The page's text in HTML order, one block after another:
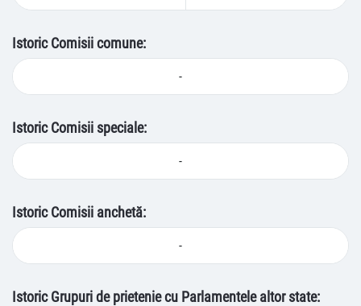
Istoric Comisii comune:
-
Istoric Comisii speciale:
-
Istoric Comisii anchetă:
-
Istoric Grupuri de prietenie cu Parlamentele altor state: